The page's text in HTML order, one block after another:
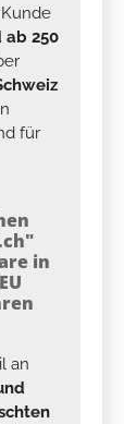
ab 250
für
in
an